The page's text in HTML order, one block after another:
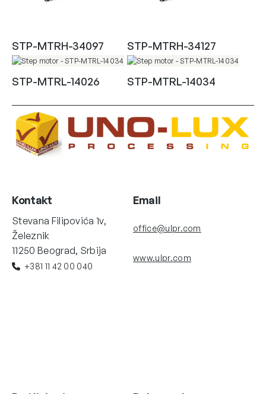
STP-MTRH-34097 STP-MTRH-34127
STP-MTRL-14026 STP-MTRL-14034
Kontakt
Stevana Filipovića 1v,
Železnik
11250 Beograd, Srbija
+381 11 42 00 040
Email
office@ulpr.com
www.ulpr.com